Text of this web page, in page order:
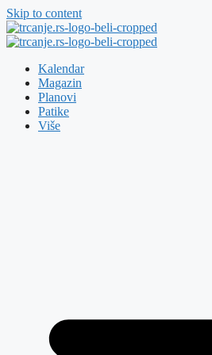
Skip to content
Kalendar
Magazin
Planovi
Patike
Više